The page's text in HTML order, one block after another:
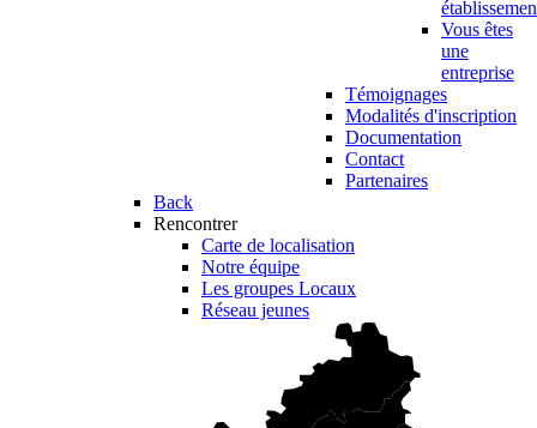
Vous êtes
une
entreprise
Témoignages
Modalités d'inscription
Documentation
Contact
Partenaires
Back
Rencontrer
Carte de localisation
Notre équipe
Les groupes Locaux
Réseau jeunes